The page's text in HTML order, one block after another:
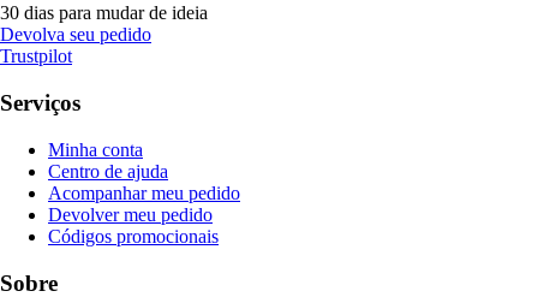
30 dias para mudar de ideia
Devolva seu pedido
Trustpilot
Serviços
Minha conta
Centro de ajuda
Acompanhar meu pedido
Devolver meu pedido
Códigos promocionais
Sobre